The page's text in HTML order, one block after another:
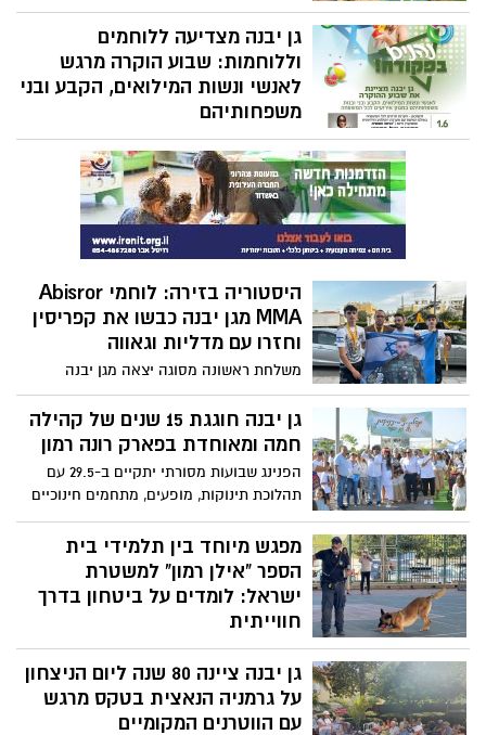
הסביבה והתושבים מחברים בין קיימות
לקהילה – שאריות המזון שלכם יהפכו לדשן
טבעי לגינות ולפארקים.
גן יבנה מצדיעה ללוחמים
וללוחמות: שבוע הוקרה מרגש
לאנשי ונשות המילואים, הקבע ובני
משפחותיהם
המועצה המקומית גן יבנה בשיתוף המתנ"ס
והקאנטרי המקומי מציינים את שבוע ההוקרה
בלוח אירועים עשיר ומגוון לכל המשפחה –
סרטים, מוזיקה, מסיבות והטבות בבריכה,
והכול באהבה ובהוקרה לאלו שבחזית.
היסטוריה בזירה: לוחמי Abisror
MMA מגן יבנה כבשו את קפריסין
וחזרו עם מדליות וגאווה
משלחת ראשונה מסוגה יצאה מגן יבנה
לתחרות בינלאומית בקפריסין – והביאה
הישגים מזהירים, חגורות חדשות ותחושת
ניצחון לקהילה כולה
גן יבנה חוגגת 15 שנים של קהילה
חמה ומאוחדת בפארק רונה רמון
הפנינג שבועות מסורתי יתקיים ב-29.5 עם
תהלוכת תינוקות, מופעים, מתחמים חינוכיים
וערכיים, וכל זה תחת המסר "בית אחד
לכולם".
מפגש מיוחד בין תלמידי בית
הספר "אילן רמון" למשטרת
ישראל: לומדים על ביטחון בדרך
חווייתית
ניידות משטרה, כלבנים וציוד מבצעי הגיעו
ליום פעילות חינוכי וחווייתי בבית הספר בגן
יבנה – במטרה לחזק את הקשר בין המשטרה
לקהילה ולעודד ערכים של אחריות, אזרחות
גן יבנה ציינה 80 שנה ליום הניצחון
על גרמניה הנאצית בטקס מרגש
עם הווטרנים המקומיים